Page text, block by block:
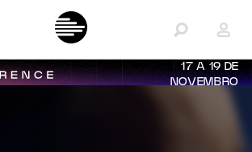
17 A 19 DE
NOVEMBRO